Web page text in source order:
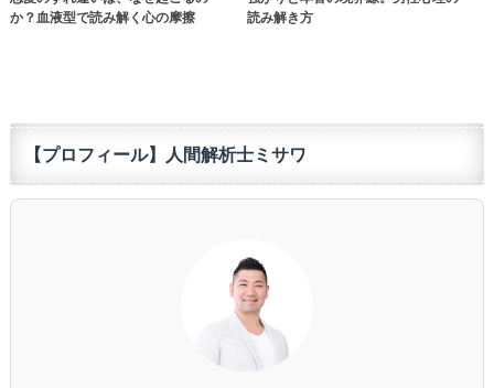
か？血液型で読み解く心の摩擦
読み解き方
【プロフィール】人間解析士ミサワ